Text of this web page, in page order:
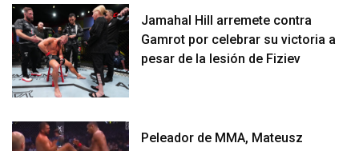
Jamahal Hill arremete contra
Gamrot por celebrar su victoria a
pesar de la lesión de Fiziev
Peleador de MMA, Mateusz